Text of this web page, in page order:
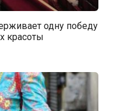
одну победу
красоты